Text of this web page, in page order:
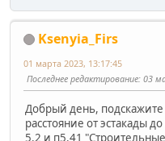
Ksenyia_Firs
01 марта 2023, 13:17:45
Последнее редактирование: 03
Добрый день, подскажите
расстояние от эстакады
5.2 и п5.41